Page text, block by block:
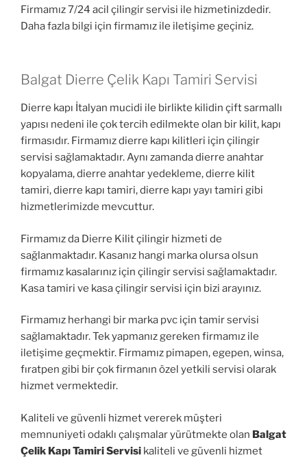
Firmamız 7/24 acil çilingir servisi ile hizmetinizdedir.
Daha fazla bilgi için firmamız ile iletişime geçiniz.
Balgat Dierre Çelik Kapı Tamiri Servisi
Dierre kapı İtalyan mucidi ile birlikte kilidin çift sarmallı
yapısı nedeni ile çok tercih edilmekte olan bir kilit, kapı
firmasıdır. Firmamız dierre kapı kilitleri için çilingir
servisi sağlamaktadır. Aynı zamanda dierre anahtar
kopyalama, dierre anahtar yedekleme, dierre kilit
tamiri, dierre kapı tamiri, dierre kapı yayı tamiri gibi
hizmetlerimizde mevcuttur.
Firmamız da Dierre Kilit çilingir hizmeti de
sağlanmaktadır. Kasanız hangi marka olursa olsun
firmamız kasalarınız için çilingir servisi sağlamaktadır.
Kasa tamiri ve kasa çilingir servisi için bizi arayınız.
Firmamız herhangi bir marka pvc için tamir servisi
sağlamaktadır. Tek yapmanız gereken firmamız ile
iletişime geçmektir. Firmamız pimapen, egepen, winsa,
fıratpen gibi bir çok firmanın özel yetkili servisi olarak
hizmet vermektedir.
Kaliteli ve güvenli hizmet vererek müşteri
memnuniyeti odaklı çalışmalar yürütmekte olan Balgat
Çelik Kapı Tamiri Servisi kaliteli ve güvenli hizmet